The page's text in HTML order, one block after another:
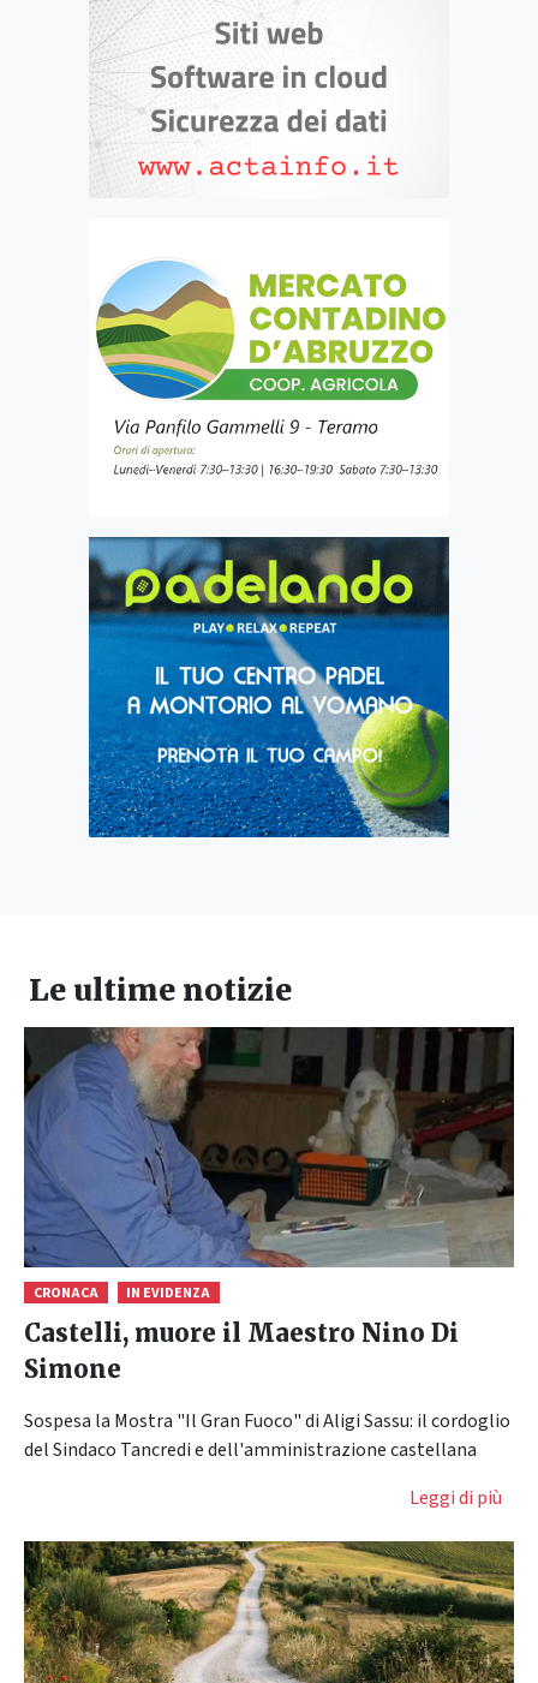
Le ultime notizie
CRONACA IN EVIDENZA
Castelli, muore il Maestro Nino Di
Simone
Sospesa la Mostra "Il Gran Fuoco" di Aligi Sassu: il cordoglio
del Sindaco Tancredi e dell'amministrazione castellana
Leggi di più